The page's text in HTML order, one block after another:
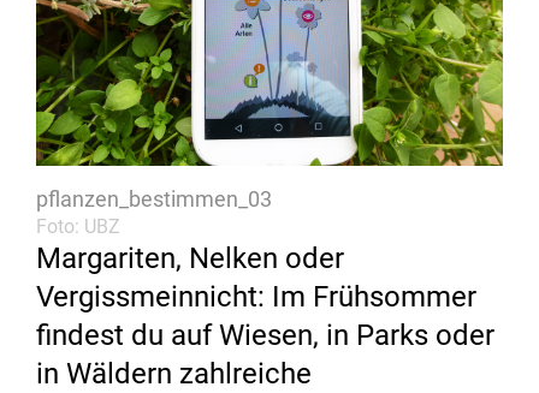
pflanzen_bestimmen_03
Foto: UBZ
Margariten, Nelken oder
Vergissmeinnicht: Im Frühsommer
findest du auf Wiesen, in Parks oder
in Wäldern zahlreiche